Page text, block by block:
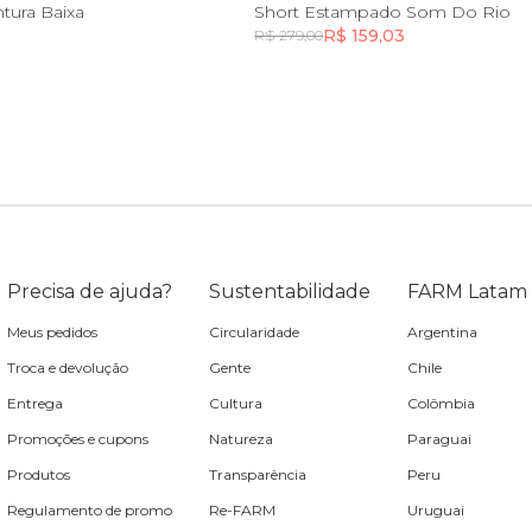
M
Baixa
PP
Short Estampado Som Do Rio
R$ 279,00R$ 159,03
Precisa de ajuda?
Meus pedidos
Troca e devolução
Entrega
Promoções e cupons
Produtos
Regulamento de promo
Sustentabilidade
Circularidade
Gente
Cultura
Natureza
Transparência
Re-FARM
FARM Latam
Argentina
Chile
Colômbia
Paraguai
Peru
Uruguai